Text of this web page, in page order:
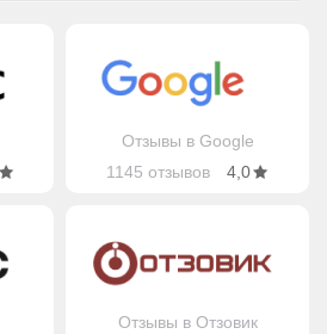
Отзывы в Google
1145 отзывов
4,0
Отзывы в Отзовик